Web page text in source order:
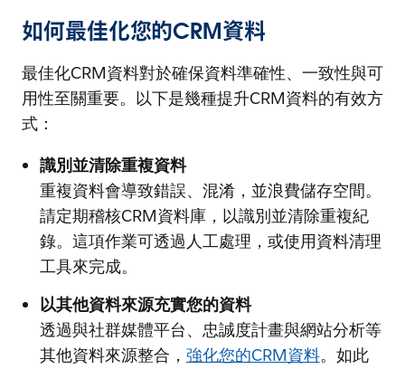
如何最佳化您的CRM資料
最佳化CRM資料對於確保資料準確性、一致性與可
用性至關重要。以下是幾種提升CRM資料的有效方
式：
識別並清除重複資料
重複資料會導致錯誤、混淆，並浪費儲存空間。
請定期稽核CRM資料庫，以識別並清除重複紀
錄。這項作業可透過人工處理，或使用資料清理
工具來完成。
以其他資料來源充實您的資料
透過與社群媒體平台、忠誠度計畫與網站分析等
其他資料來源整合， 強化您的CRM資料。如此